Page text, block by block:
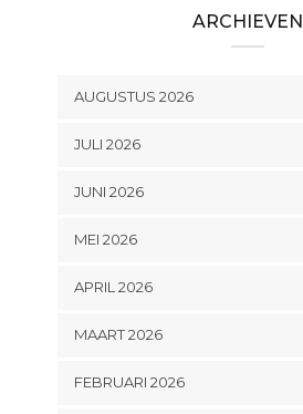
ARCHIEVEN
AUGUSTUS 2026
JULI 2026
JUNI 2026
MEI 2026
APRIL 2026
MAART 2026
FEBRUARI 2026